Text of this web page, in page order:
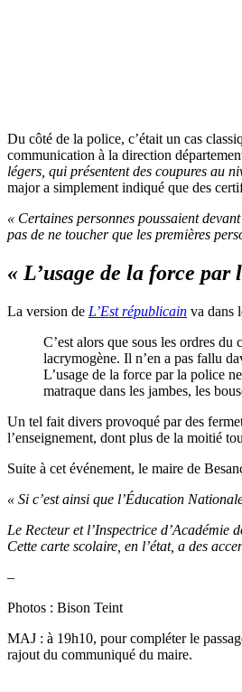
Du côté de la police, c’était un cas
communication à la direction
légers, qui présentent des coupures au
major a simplement indiqué que des
« Certaines personnes poussaient
pas de ne toucher que les premières
« L’usage de la force
La version de L’Est républicain va dans
C’est alors que sous les ordres
lacrymogène. Il n’en a pas fallu
L’usage de la force par la police
matraque dans les jambes, les
Un tel fait divers provoqué par des
l’enseignement, dont plus de la moitié
Suite à cet événement, le maire de
« Si c’est ainsi que l’Éducation
Le Recteur et l’Inspectrice d’Académie
Cette carte scolaire, en l’état, a des
–
Photos : Bison Teint
MAJ : à 19h10, pour compléter le
rajout du communiqué du maire.